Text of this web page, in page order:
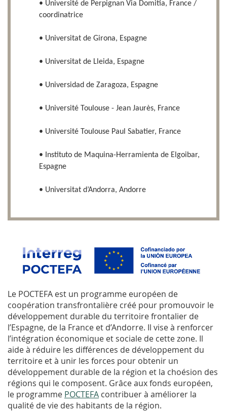
• Université de Perpignan Via Domitia, France /
coordinatrice
• Universitat de Girona, Espagne
• Universitat de Lleida, Espagne
• Universidad de Zaragoza, Espagne
• Université Toulouse - Jean Jaurès, France
• Université Toulouse Paul Sabatier, France
• Instituto de Maquina-Herramienta de Elgoibar,
Espagne
• Universitat d’Andorra, Andorre
Le POCTEFA est un programme européen de
coopération transfrontalière créé pour promouvoir le
développement durable du territoire frontalier de
l’Espagne, de la France et d’Andorre. Il vise à renforcer
l’intégration économique et sociale de cette zone. Il
aide à réduire les différences de développement du
territoire et à unir les forces pour obtenir un
développement durable de la région et la choésion des
régions qui le composent. Grâce aux fonds européen,
le programme POCTEFA contribuer à améliorer la
qualité de vie des habitants de la région.